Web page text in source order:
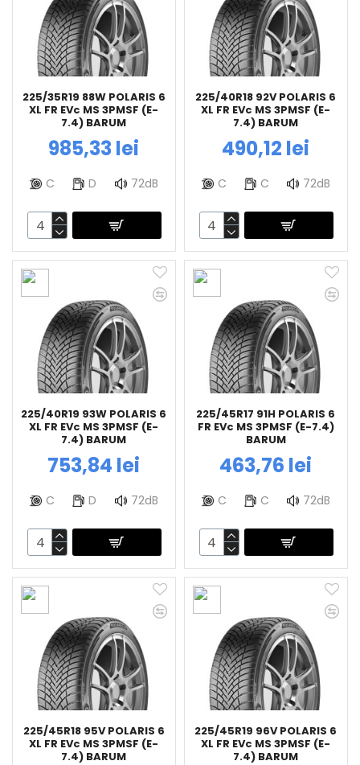
225/35R19 88W POLARIS 6
XL FR EVc MS 3PMSF (E-
7.4) BARUM
985,33 lei
C D 72dB
225/40R18 92V POLARIS 6
XL FR EVc MS 3PMSF (E-
7.4) BARUM
490,12 lei
C C 72dB
225/40R19 93W POLARIS 6
XL FR EVc MS 3PMSF (E-
7.4) BARUM
753,84 lei
C D 72dB
225/45R17 91H POLARIS 6
FR EVc MS 3PMSF (E-7.4)
BARUM
463,76 lei
C C 72dB
225/45R18 95V POLARIS 6
XL FR EVc MS 3PMSF (E-
7.4) BARUM
225/45R19 96V POLARIS 6
XL FR EVc MS 3PMSF (E-
7.4) BARUM